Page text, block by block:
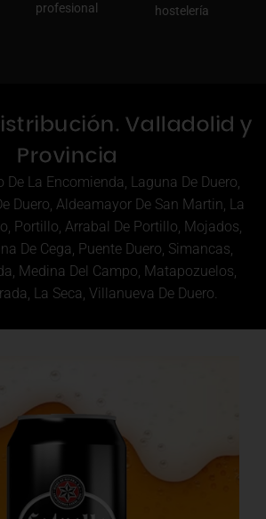
profesional
hostelería
Valladolid y
Provincia
La Encomienda, Laguna De Duero,
Duero, Aldeamayor De San Martin, La
Portillo, Arrabal De Portillo, Mojados,
De Cega, Puente Duero, Simancas,
Medina Del Campo, Matapozuelos,
La Seca, Villanueva De Duero.